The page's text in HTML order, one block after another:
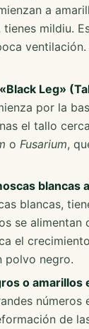
a
mildiu.
Leg»
por la
el tallo
o Fusarium,
blancas
blancas,
se alimentan
el
polvo negro.
o amarillos
de